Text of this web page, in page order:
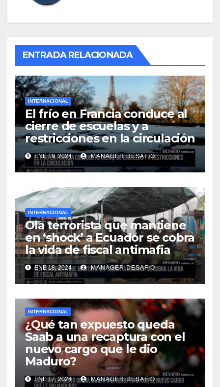
ENTRADA RELACIONADA
INTERNACIONAL
El frío en Francia conduce al
cierre de escuelas y a
restricciones en la circulación
ENE 19, 2024 MANAGER.DESAFIO
INTERNACIONAL
Ola terrorista que mantiene
en ‘shock’ a Ecuador se cobra
la vida de fiscal antimafia
ENE 18, 2024 MANAGER.DESAFIO
INTERNACIONAL
¿Qué tan expuesto queda
Saab a una recaptura con el
nuevo cargo que le dio
Maduro?
ENE 17, 2024 MANAGER.DESAFIO